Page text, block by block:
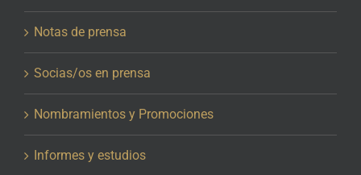
Notas de prensa
Socias/os en prensa
Nombramientos y Promociones
Informes y estudios